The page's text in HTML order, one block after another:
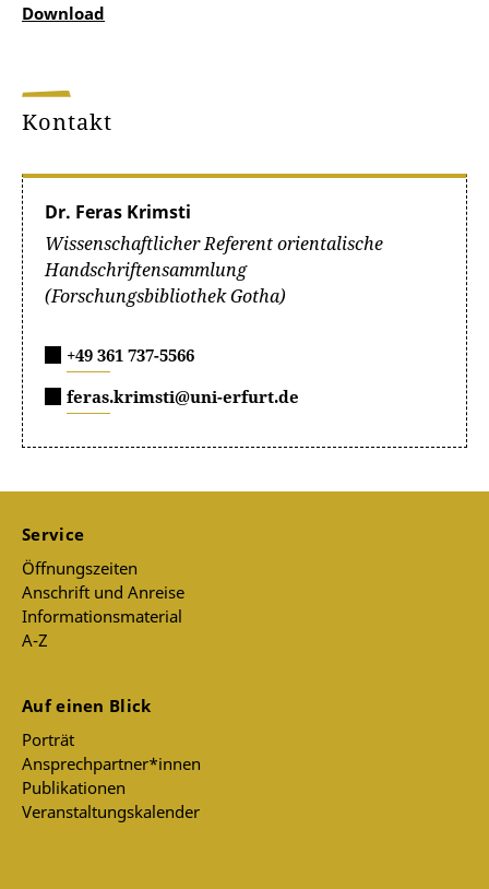
Download
Kontakt
Dr. Feras Krimsti
Wissenschaftlicher Referent orientalische
Handschriftensammlung
(Forschungsbibliothek Gotha)
+49 361 737-5566
feras.krimsti@uni-erfurt.de
Service
Öffnungszeiten
Anschrift und Anreise
Informationsmaterial
A-Z
Auf einen Blick
Porträt
Ansprechpartner*innen
Publikationen
Veranstaltungskalender